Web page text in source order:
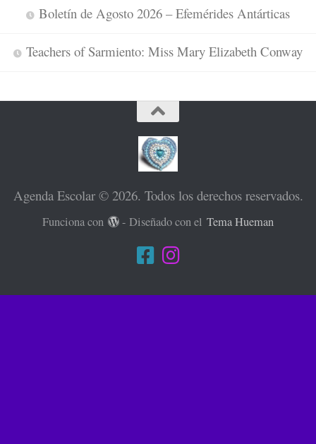
Boletín de Agosto 2026 – Efemérides Antárticas
Teachers of Sarmiento: Miss Mary Elizabeth Conway
Agenda Escolar © 2026. Todos los derechos reservados.
Funciona con - Diseñado con elTema Hueman